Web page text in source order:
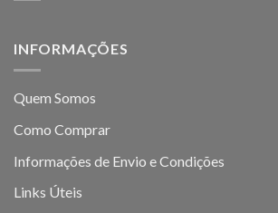
INFORMAÇÕES
Quem Somos
Como Comprar
Informações de Envio e Condições
Links Úteis